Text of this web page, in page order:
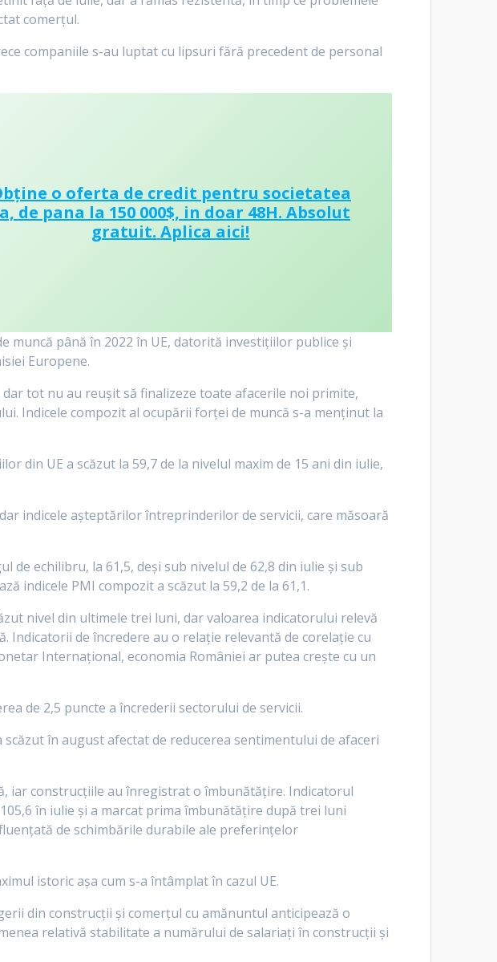
comerțul.
companiile s-au luptat cu lipsuri fără precedent de personal
o oferta de credit pentru societatea
de pana la 150 000$, in doar 48H. Absolut
gratuit. Aplica aici!
muncă până în 2022 în UE, datorită investițiilor publice și
Europene.
tot nu au reușit să finalizeze toate afacerile noi primite,
Indicele compozit al ocupării forței de muncă s-a menținut la
din UE a scăzut la 59,7 de la nivelul maxim de 15 ani din iulie,
indicele așteptărilor întreprinderilor de servicii, care măsoară
echilibru, la 61,5, deși sub nivelul de 62,8 din iulie și sub
indicele PMI compozit a scăzut la 59,2 de la 61,1.
nivel din ultimele trei luni, dar valoarea indicatorului relevă
Indicatorii de încredere au o relaţie relevantă de corelaţie cu
Internaţional, economia României ar putea creşte cu un
de 2,5 puncte a încrederii sectorului de servicii.
în august afectat de reducerea sentimentului de afaceri
iar construcţiile au înregistrat o îmbunătăţire. Indicatorul
în iulie şi a marcat prima îmbunătăţire după trei luni
de schimbările durabile ale preferinţelor
istoric aşa cum s-a întâmplat în cazul UE.
din construcţii şi comerţul cu amănuntul anticipează o
relativă stabilitate a numărului de salariaţi în construcţii şi